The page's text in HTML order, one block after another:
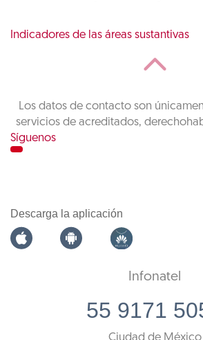
Indicadores de las áreas sustantivas
Los datos de contacto son
servicios de acreditados,
Síguenos
Descarga la aplicación
Infonatel
55 9171
Ciudad de México